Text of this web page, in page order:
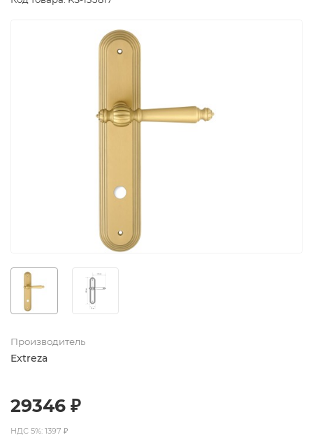
Производитель
Extreza
29346 ₽
НДС 5%: 1397 ₽